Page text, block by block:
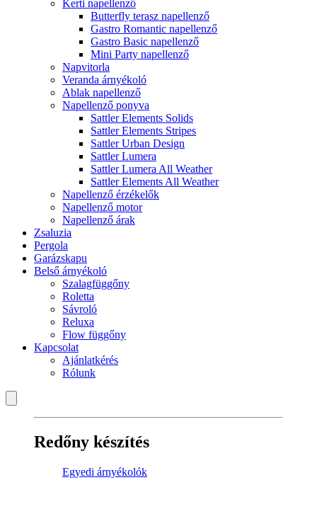
Kerti napellenző
Butterfly terasz napellenző
Gastro Romantic napellenző
Gastro Basic napellenző
Mini Party napellenző
Napvitorla
Veranda árnyékoló
Ablak napellenző
Napellenző ponyva
Sattler Elements Solids
Sattler Elements Stripes
Sattler Urban Design
Sattler Lumera
Sattler Lumera All Weather
Sattler Elements All Weather
Napellenző érzékelők
Napellenző motor
Napellenző árak
Zsaluzia
Pergola
Garázskapu
Belső árnyékoló
Szalagfüggőny
Roletta
Sávroló
Reluxa
Flow függőny
Kapcsolat
Ajánlatkérés
Rólunk
Redőny készítés
Egyedi árnyékolók